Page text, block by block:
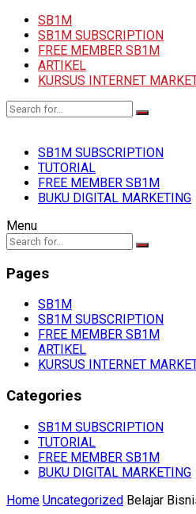
SB1M
SB1M SUBSCRIPTION
FREE MEMBER SB1M
ARTIKEL
KURSUS INTERNET
SB1M SUBSCRIPTION
TUTORIAL
FREE MEMBER SB1M
BUKU DIGITAL MARKETING
Menu
Pages
SB1M
SB1M SUBSCRIPTION
FREE MEMBER SB1M
ARTIKEL
KURSUS INTERNET
Categories
SB1M SUBSCRIPTION
TUTORIAL
FREE MEMBER SB1M
BUKU DIGITAL MARKETING
Home Uncategorized Belajar